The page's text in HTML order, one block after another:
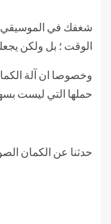
شغفك في الموسيقي
الوقت ؛ بل ولكن
وخصوصا ان آلة
حملها التي ليست
حدثنا عن الكمان